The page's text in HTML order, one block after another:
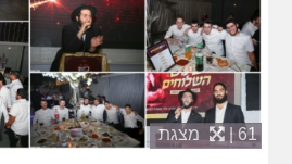
61 | מצגת